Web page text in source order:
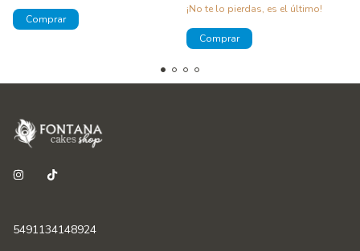
¡No te lo pierdas, es el último!
5491134148924